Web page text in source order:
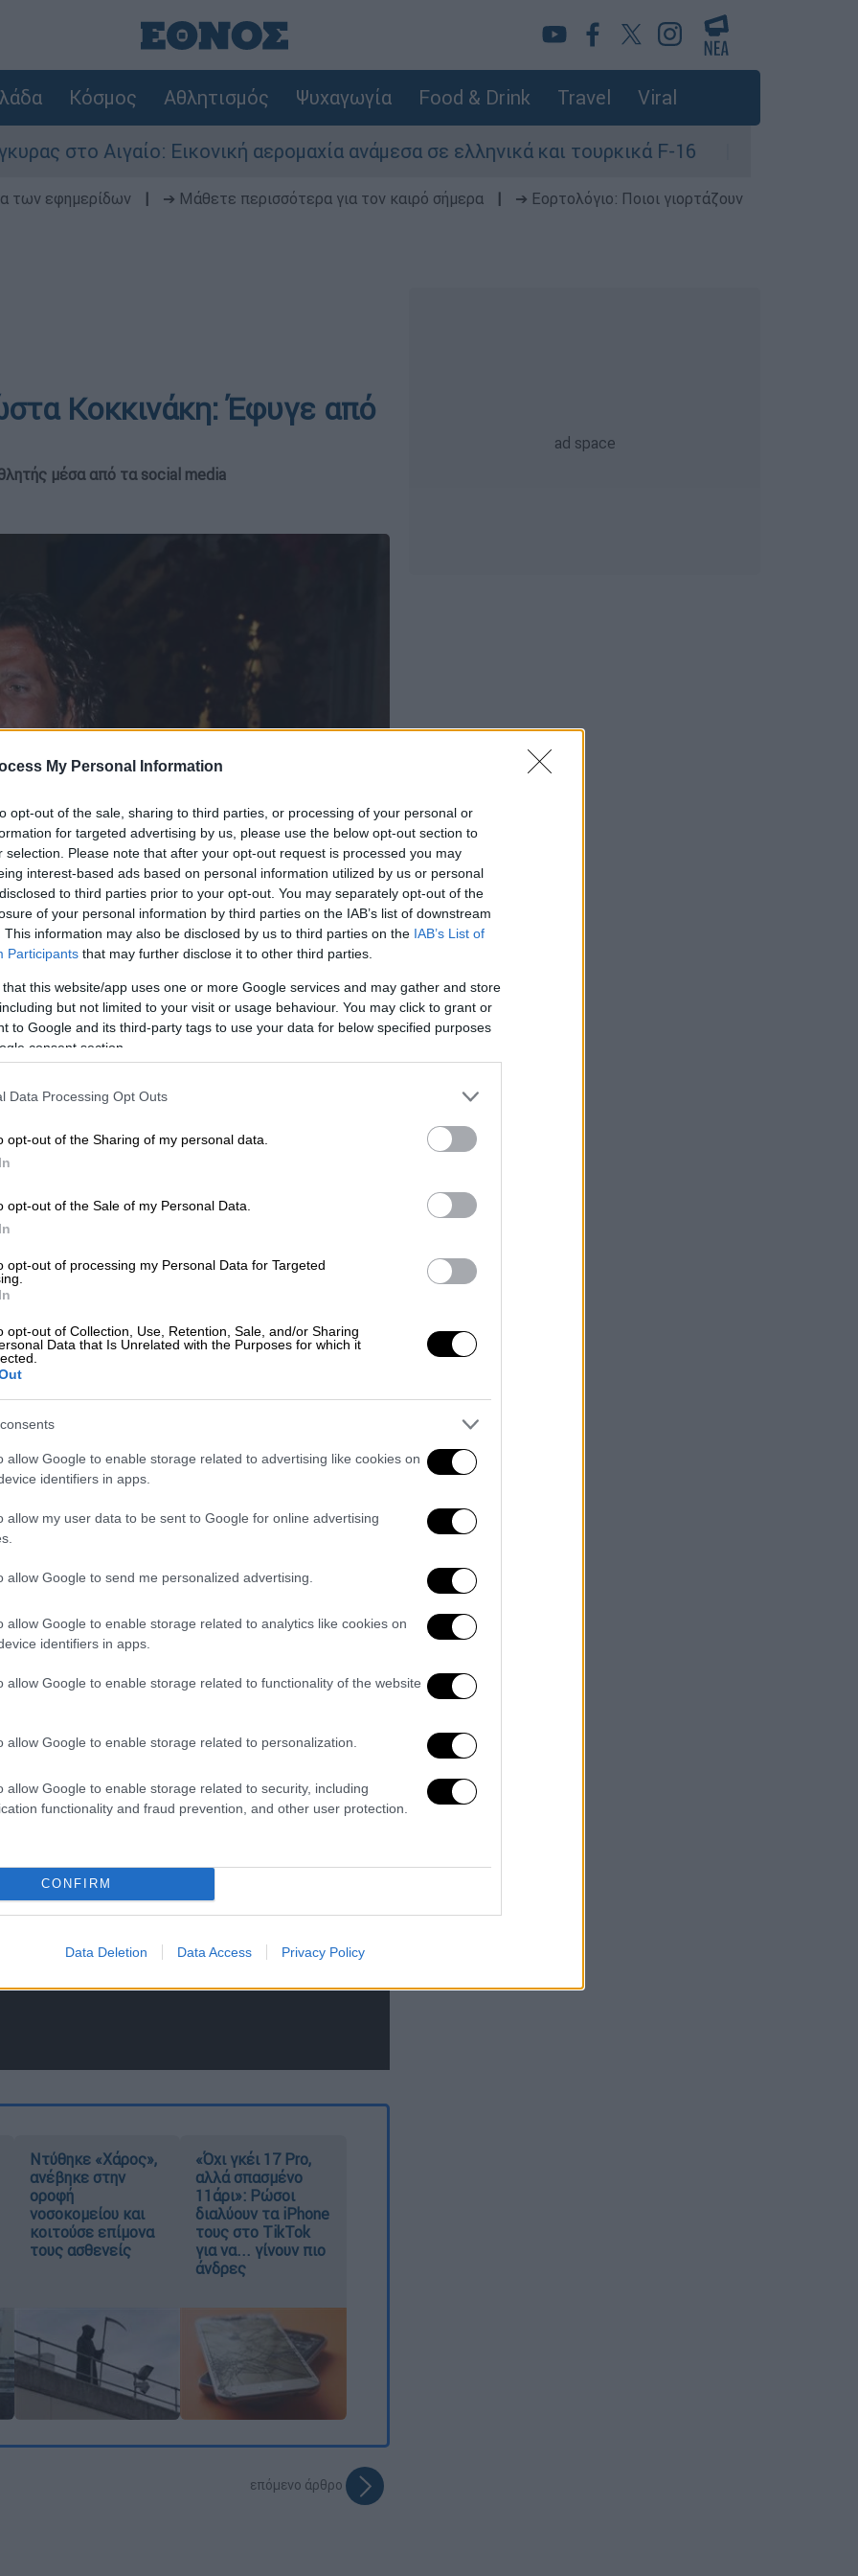
My Personal Information
opt-out of the sale, sharing to third parties, or processing of your personal or
for targeted advertising by us, please use the below opt-out section to
selection. Please note that after your opt-out request is processed you may
interest-based ads based on personal information utilized by us or personal
to third parties prior to your opt-out. You may separately opt-out of the
of your personal information by third parties on the IAB’s list of downstream
This information may also be disclosed by us to third parties on the IAB’s List of
Participants that may further disclose it to other third parties.
that this website/app uses one or more Google services and may gather and store
but not limited to your visit or usage behaviour. You may click to grant or
to Google and its third-party tags to use your data for below specified purposes
consent section.
Data Processing Opt Outs
opt-out of the Sharing of my personal data.
opt-out of the Sale of my Personal Data.
opt-out of processing my Personal Data for Targeted
opt-out of Collection, Use, Retention, Sale, and/or Sharing
Data that Is Unrelated with the Purposes for which it
allow Google to enable storage related to advertising like cookies on
identifiers in apps.
allow my user data to be sent to Google for online advertising
allow Google to send me personalized advertising.
allow Google to enable storage related to analytics like cookies on
identifiers in apps.
allow Google to enable storage related to functionality of the website
allow Google to enable storage related to personalization.
allow Google to enable storage related to security, including
functionality and fraud prevention, and other user protection.
CONFIRM
Data Deletion Data Access Privacy Policy
Κόσμος Αθλητισμός Ψυχαγωγία Food & Drink Travel Viral
Αιγαίο: Εικονική αερομαχία ανάμεσα σε ελληνικά και τουρκικά F-16 Σοκαριστική
των εφημερίδων ➔ Μάθετε περισσότερα για τον καιρό σήμερα
➔ Εορτολόγιο: Ποιοι γιορτάζουν
Κοκκινάκη: Έφυγε από
μέσα από τα social media
το ΕΘΝΟΣ στη Google
ώρες οΚώστας Κοκκινάκης
ζωή. Τη δυσάρεστη είδηση
από τον προσωπικό του λογαριασμό στο
καλύτερος μπαμπάς, παππούς και
ότι κι αν χρειαζόμασταν. όπως μου
καλός άνθρωπος. Μετανιώνω που δεν
δεις από εκεί ψηλά που βρίσκεσαι»
Ντύθηκε «Χάρος»,
ανέβηκε στην
οροφή
νοσοκομείου και
κοιτούσε επίμονα
τους ασθενείς
«Όχι γκέι 17 Pro,
αλλά σπασμένο
11άρι»: Ρώσοι
διαλύουν τα iPhone
τους στο TikTok
για να... γίνουν πιο
άνδρες
επόμενο άρθρο